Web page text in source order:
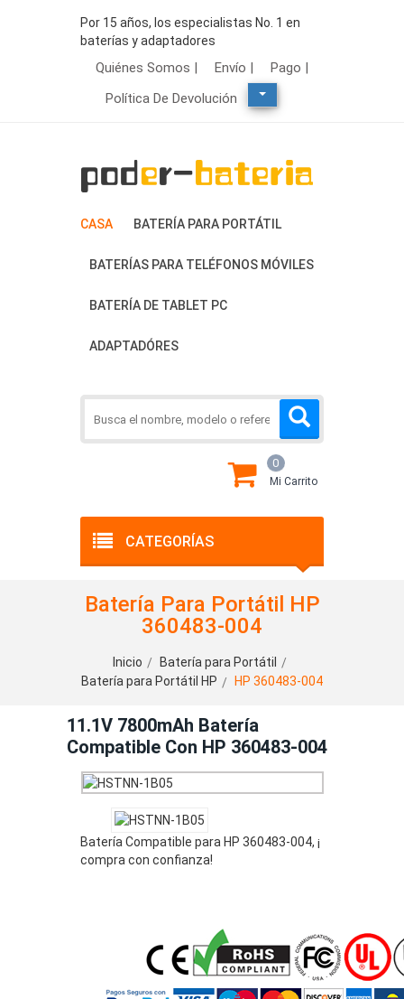
Por 15 años, los especialistas No. 1 en
baterías y adaptadores
Quiénes Somos | Envío |
Pago |
Política De Devolución
CASA BATERÍA PARA PORTÁTIL
BATERÍAS PARA TELÉFONOS MÓVILES
BATERÍA DE TABLET PC
ADAPTADÓRES
CATEGORÍAS
0
Mi Carrito
Batería Para Portátil HP
360483-004
Inicio
Batería para Portátil
Batería para Portátil HP
HP 360483-004
11.1V 7800mAh Batería
Compatible Con HP 360483-004
Batería Compatible para HP 360483-004, ¡
compra con confianza!